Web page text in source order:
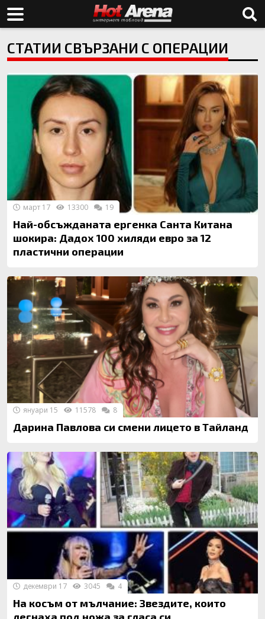
СТАТИИ СВЪРЗАНИ С ОПЕРАЦИИ
Най-обсъжданата ергенка Санта Китана
шокира: Дадох 100 хиляди евро за 12
пластични операции
март 17 13300 19
Дарина Павлова си смени лицето в Тайланд
януари 15 11578 8
На косъм от мълчание: Звездите, които
легнаха под ножа за гласа си
декември 17 3045 4